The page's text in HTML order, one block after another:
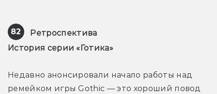
82
Ретроспектива
История серии «Готика»
Недавно анонсировали начало работы над
ремейком игры Gothic — это хороший повод